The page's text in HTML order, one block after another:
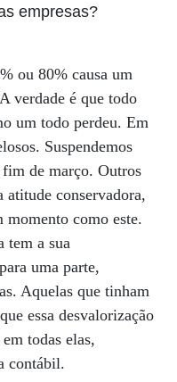
empresas?
ou 80% causa um
verdade é que todo
um todo perdeu. Em
Suspendemos
de março. Outros
atitude conservadora,
momento como este.
tem a sua
uma parte,
Aquelas que tinham
essa desvalorização
todas elas,
contábil.